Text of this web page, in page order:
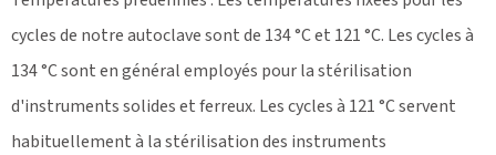
cycles de notre autoclave sont de 134 °C et 121 °C. Les cycles à
134 °C sont en général employés pour la stérilisation
d'instruments solides et ferreux. Les cycles à 121 °C servent
habituellement à la stérilisation des instruments